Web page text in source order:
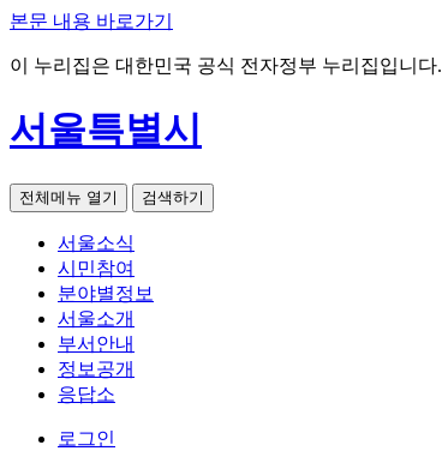
본문 내용 바로가기
이 누리집은 대한민국 공식 전자정부 누리집입니다.
서울특별시
전체메뉴 열기 검색하기
서울소식
시민참여
분야별정보
서울소개
부서안내
정보공개
응답소
로그인